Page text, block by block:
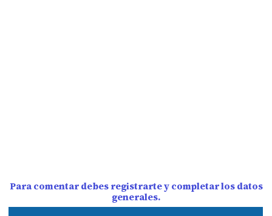
Para comentar debes registrarte y completar los datos
generales.